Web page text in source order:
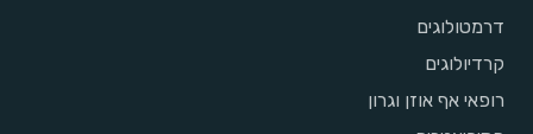
דרמטולוגים
קרדיולוגים
רופאי אף אוזן וגרון